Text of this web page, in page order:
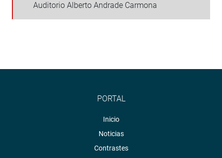
Auditorio Alberto Andrade Carmona
PORTAL
Inicio
Noticias
Contrastes